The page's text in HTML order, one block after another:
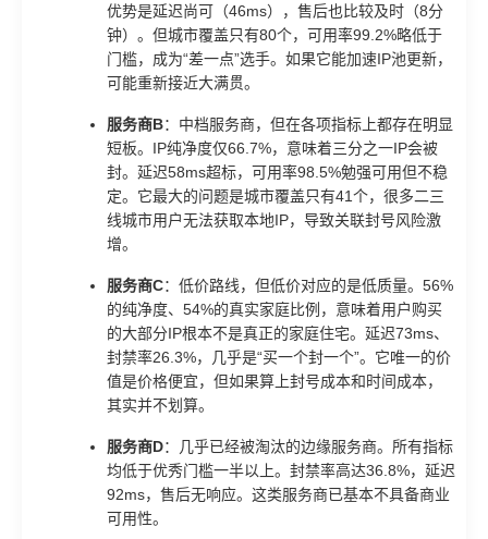
优势是延迟尚可（46ms），售后也比较及时（8分
钟）。但城市覆盖只有80个，可用率99.2%略低于
门槛，成为“差一点”选手。如果它能加速IP池更新，
可能重新接近大满贯。
服务商B：中档服务商，但在各项指标上都存在明显
短板。IP纯净度仅66.7%，意味着三分之一IP会被
封。延迟58ms超标，可用率98.5%勉强可用但不稳
定。它最大的问题是城市覆盖只有41个，很多二三
线城市用户无法获取本地IP，导致关联封号风险激
增。
服务商C：低价路线，但低价对应的是低质量。56%
的纯净度、54%的真实家庭比例，意味着用户购买
的大部分IP根本不是真正的家庭住宅。延迟73ms、
封禁率26.3%，几乎是“买一个封一个”。它唯一的价
值是价格便宜，但如果算上封号成本和时间成本，
其实并不划算。
服务商D：几乎已经被淘汰的边缘服务商。所有指标
均低于优秀门槛一半以上。封禁率高达36.8%，延迟
92ms，售后无响应。这类服务商已基本不具备商业
可用性。